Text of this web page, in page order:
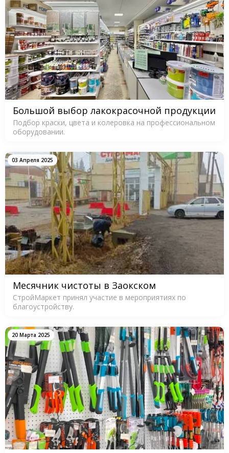
Большой выбор лакокрасочной продукции
Подбор краски, цвета и колеровка на профессиональном
оборудовании.
03 Апреля 2025
Месячник чистоты в Заокском
СтройМаркет принял участие в мероприятиях по
благоустройству.
20 Марта 2025